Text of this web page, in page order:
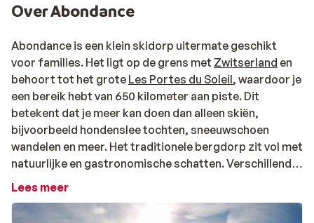
Over Abondance
Abondance is een klein skidorp uitermate geschikt
voor families. Het ligt op de grens met Zwitserland en
behoort tot het grote Les Portes du Soleil, waardoor je
een bereik hebt van 650 kilometer aan piste. Dit
betekent dat je meer kan doen dan alleen skiën,
bijvoorbeeld hondenslee tochten, sneeuwschoen
wandelen en meer. Het traditionele bergdorp zit vol met
natuurlijke en gastronomische schatten. Verschillende
restaurants serveren heerlijke Savoyaardse spijzen,
Fijnproevers en skiliefhebbers kunnen hier hun hart
Lees meer